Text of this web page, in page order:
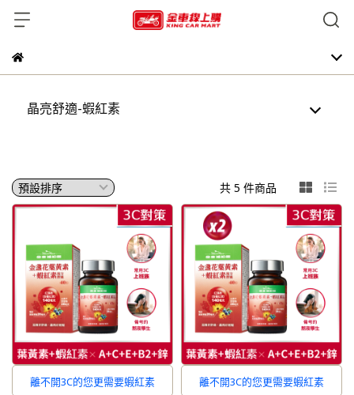
晶亮舒適-蝦紅素
共 5 件商品
離不開3C的您更需要蝦紅素 離不開3C的您更需要蝦紅素